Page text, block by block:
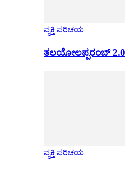
ವ್ಯಕ್ತಿ ಪರಿಚಯ
ತಲಯೋಲಪ್ಪರಂಬ್ 2.0
ವ್ಯಕ್ತಿ ಪರಿಚಯ